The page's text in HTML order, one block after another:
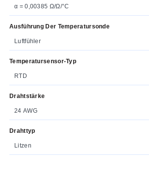
α = 0,00385 Ω/Ω/°C
Ausführung Der Temperatursonde
Luftfühler
Temperatursensor-Typ
RTD
Drahtstärke
24 AWG
Drahttyp
Litzen